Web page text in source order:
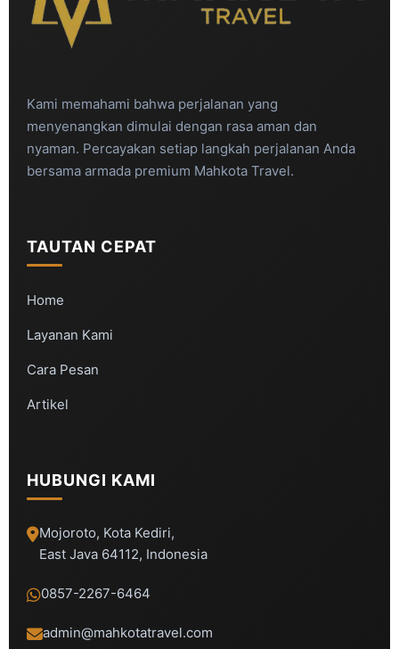
Kami memahami bahwa perjalanan yang
menyenangkan dimulai dengan rasa aman dan
nyaman. Percayakan setiap langkah perjalanan Anda
bersama armada premium Mahkota Travel.
TAUTAN CEPAT
Home
Layanan Kami
Cara Pesan
Artikel
HUBUNGI KAMI
Mojoroto, Kota Kediri,
East Java 64112, Indonesia
0857-2267-6464
admin@mahkotatravel.com